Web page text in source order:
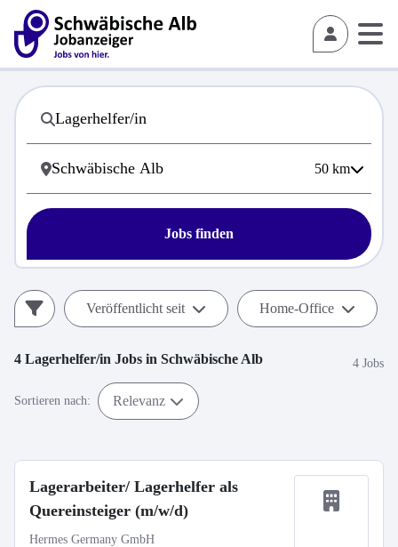
50 km
Jobs finden
Veröffentlicht seit Home-Office
4 Lagerhelfer/in Jobs in Schwäbische Alb 4 Jobs
Sortieren nach: Relevanz
Lagerarbeiter/ Lagerhelfer als
Quereinsteiger (m/w/d)
Hermes Germany GmbH